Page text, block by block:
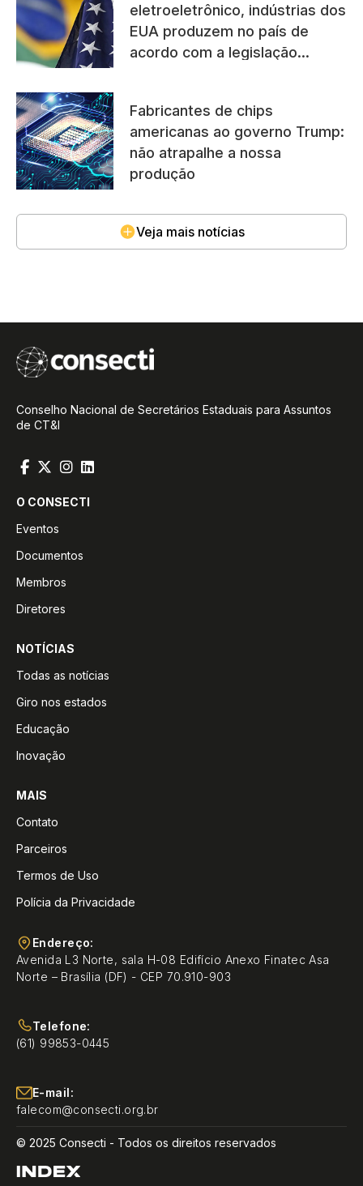
eletroeletrônico, indústrias dos
EUA produzem no país de
acordo com a legislação
Fabricantes de chips
americanas ao governo Trump:
não atrapalhe a nossa
produção
Veja mais notícias
Conselho Nacional de Secretários Estaduais para Assuntos
de CT&I
O CONSECTI
Eventos
Documentos
Membros
Diretores
NOTÍCIAS
Todas as notícias
Giro nos estados
Educação
Inovação
MAIS
Contato
Parceiros
Termos de Uso
Polícia da Privacidade
Endereço:
Avenida L3 Norte, sala H-08 Edifício Anexo Finatec Asa
Norte – Brasília (DF) - CEP 70.910-903
Telefone:
(61) 99853-0445
E-mail:
falecom@consecti.org.br
© 2025 Consecti - Todos os direitos reservados